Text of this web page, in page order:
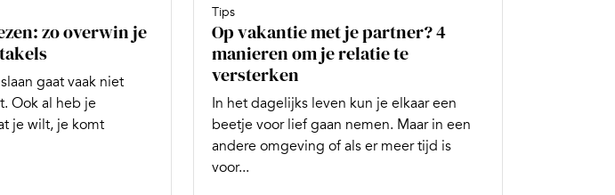
zo overwin je
gaat vaak niet
Ook al heb je
je wilt, je komt
Tips
Op vakantie met je partner? 4
manieren om je relatie te
versterken
In het dagelijks leven kun je elkaar een
beetje voor lief gaan nemen. Maar in een
andere omgeving of als er meer tijd is
voor...